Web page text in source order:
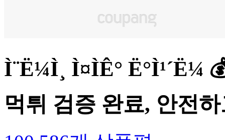
Ì¨Ë¼Ì¸ Ì¤ÌÊ°
먹튀 검증 완료, 안전